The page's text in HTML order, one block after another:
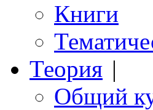
Книги
Теория |
Общий